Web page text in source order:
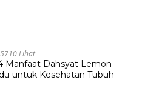
Lihat
Manfaat Dahsyat Lemon
untuk Kesehatan Tubuh